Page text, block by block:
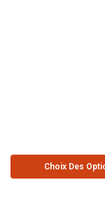
Choix Des